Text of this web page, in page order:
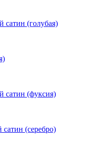
(голубая)
сатин (фуксия)
(серебро)